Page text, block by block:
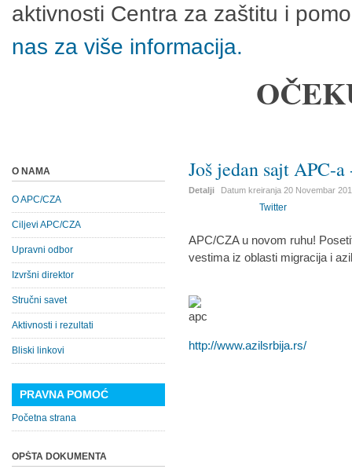
aktivnosti Centra za zaštitu i
nas za više informacija.
Još jedan sajt APC-
Detalji Datum kreiranja20 Novembar
Twitter
APC/CZA u novom ruhu!
vestima iz oblasti migracija i
http://www.azilsrbija.rs/
O NAMA
O APC/CZA
Ciljevi APC/CZA
Upravni odbor
Izvršni direktor
Stručni savet
Aktivnosti i rezultati
Bliski linkovi
PRAVNA POMOĆ
Početna strana
OPŠTA DOKUMENTA